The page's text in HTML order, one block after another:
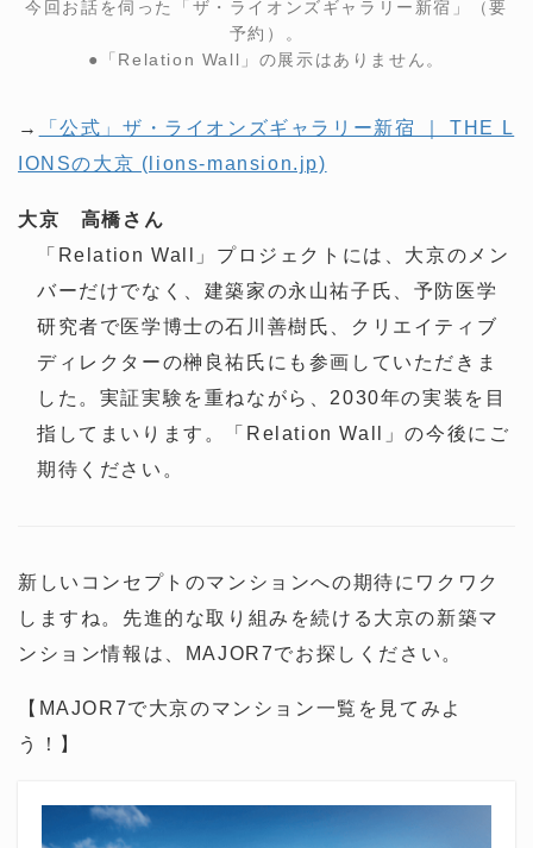
今回お話を伺った「ザ・ライオンズギャラリー新宿」（要
予約）。
●「Relation Wall」の展示はありません。
→
「公式」ザ・ライオンズギャラリー新宿 ｜ THE L
IONSの大京 (lions-mansion.jp)
大京 高橋さん
「Relation Wall」プロジェクトには、大京のメン
バーだけでなく、建築家の永山祐子氏、予防医学
研究者で医学博士の石川善樹氏、クリエイティブ
ディレクターの榊良祐氏にも参画していただきま
した。実証実験を重ねながら、2030年の実装を目
指してまいります。「Relation Wall」の今後にご
期待ください。
新しいコンセプトのマンションへの期待にワクワク
しますね。先進的な取り組みを続ける大京の新築マ
ンション情報は、MAJOR7でお探しください。
【MAJOR7で大京のマンション一覧を見てみよ
う！】